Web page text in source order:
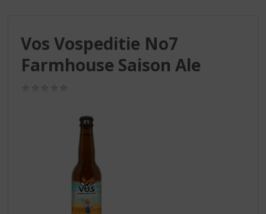
Vos Vospeditie No7
Farmhouse Saison Ale